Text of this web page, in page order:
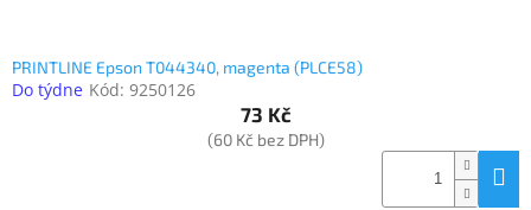
PRINTLINE Epson T044340, magenta (PLCE58)
Do týdne Kód: 9250126
73 Kč
(60 Kč bez DPH)